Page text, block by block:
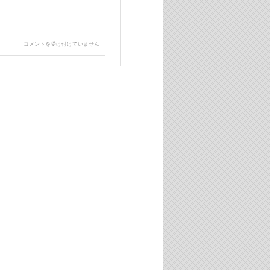
ソ
ト
コメントを受け付けていません